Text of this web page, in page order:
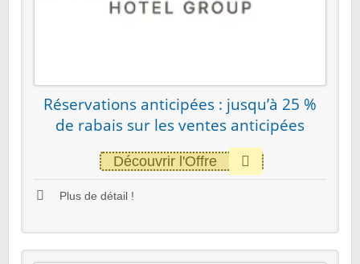
Réservations anticipées : jusqu’à 25 %
de rabais sur les ventes anticipées
Découvrir l'Offre
Plus de détail !